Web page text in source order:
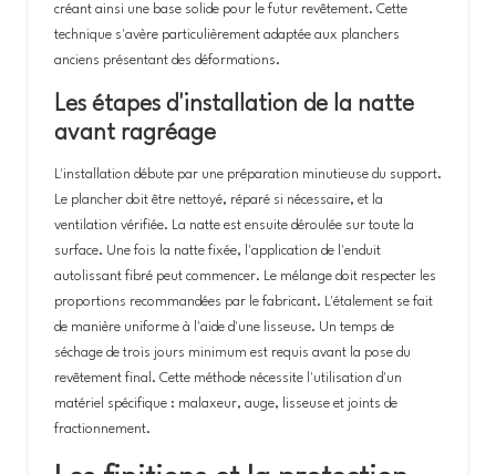
créant ainsi une base solide pour le futur revêtement. Cette
technique s'avère particulièrement adaptée aux planchers
anciens présentant des déformations.
Les étapes d'installation de la natte
avant ragréage
L'installation débute par une préparation minutieuse du support.
Le plancher doit être nettoyé, réparé si nécessaire, et la
ventilation vérifiée. La natte est ensuite déroulée sur toute la
surface. Une fois la natte fixée, l'application de l'enduit
autolissant fibré peut commencer. Le mélange doit respecter les
proportions recommandées par le fabricant. L'étalement se fait
de manière uniforme à l'aide d'une lisseuse. Un temps de
séchage de trois jours minimum est requis avant la pose du
revêtement final. Cette méthode nécessite l'utilisation d'un
matériel spécifique : malaxeur, auge, lisseuse et joints de
fractionnement.